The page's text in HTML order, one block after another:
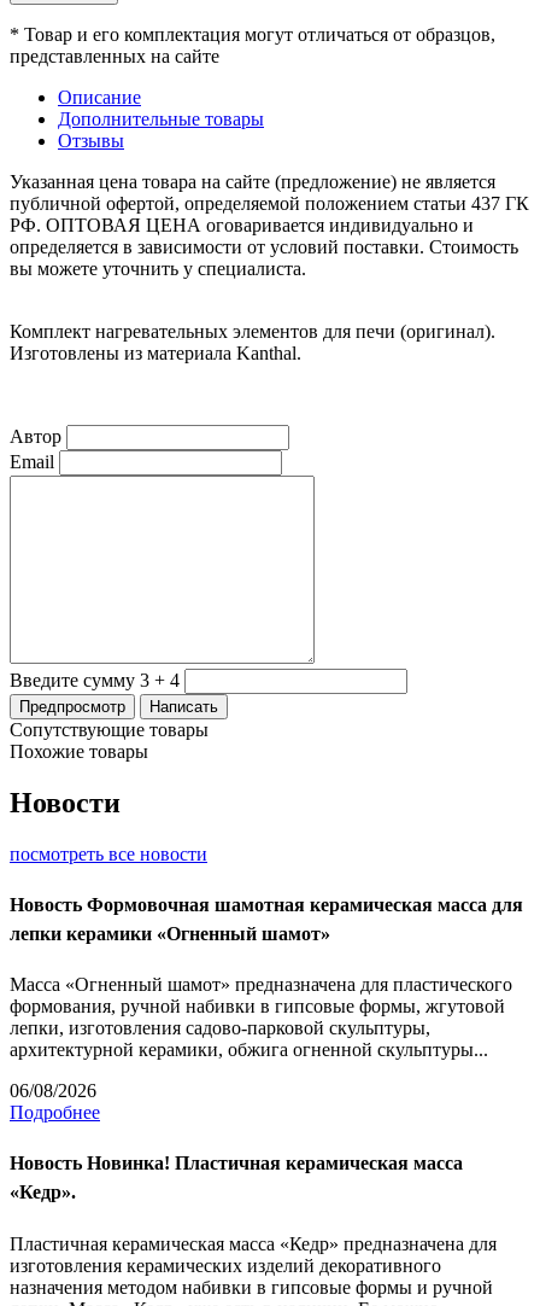
* Товар и его комплектация могут отличаться от образцов,
представленных на сайте
Описание
Дополнительные товары
Отзывы
Указанная цена товара на сайте (предложение) не является
публичной офертой, определяемой положением статьи 437 ГК
РФ. ОПТОВАЯ ЦЕНА оговаривается индивидуально и
определяется в зависимости от условий поставки. Стоимость
вы можете уточнить у специалиста.
Комплект нагревательных элементов для печи (оригинал).
Изготовлены из материала Kanthal.
Автор
Email
Введите сумму 3 + 4
Сопутствующие товары
Похожие товары
Новости
посмотреть все новости
Новость Формовочная шамотная керамическая масса для
лепки керамики «Огненный шамот»
Масса «Огненный шамот» предназначена для пластического
формования, ручной набивки в гипсовые формы, жгутовой
лепки, изготовления садово-парковой скульптуры,
архитектурной керамики, обжига огненной скульптуры...
06/08/2026
Подробнее
Новость Новинка! Пластичная керамическая масса
«Кедр».
Пластичная керамическая масса «Кедр» предназначена для
изготовления керамических изделий декоративного
назначения методом набивки в гипсовые формы и ручной